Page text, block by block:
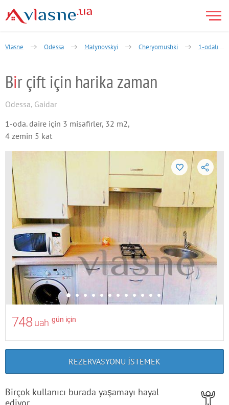
Vlasne Odessa Malynovskyi Cheryomushki 1-odalı
Bir çift için harika zaman
Odessa, Gaidar
1-oda. daire için 3 misafirler, 32 m2,
4 zemin 5 kat
748 uah gün için
REZERVASYONU ISTEMEK
Birçok kullanıcı burada yaşamayı hayal